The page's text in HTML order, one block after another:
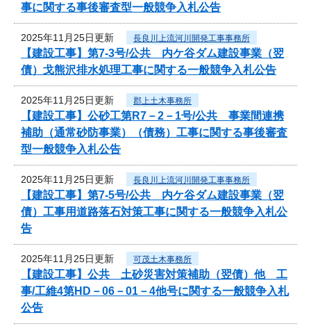
事に関する事後審査型一般競争入札公告
2025年11月25日更新 長良川上流河川開発工事事務所
【建設工事】第7-3号/公共 内ケ谷ダム建設事業（翌
債）戈熊沢排水処理工事に関する一般競争入札公告
2025年11月25日更新 郡上土木事務所
【建設工事】公砂工第R7－2－1号/公共 事業間連携
補助（通常砂防事業）（債務）工事に関する事後審査
型一般競争入札公告
2025年11月25日更新 長良川上流河川開発工事事務所
【建設工事】第7-5号/公共 内ケ谷ダム建設事業（翌
債）工事用道路落石対策工事に関する一般競争入札公
告
2025年11月25日更新 可茂土木事務所
【建設工事】公共 土砂災害対策補助（翌債）他 工
事/工維4第HD－06－01－4他号に関する一般競争入札
公告